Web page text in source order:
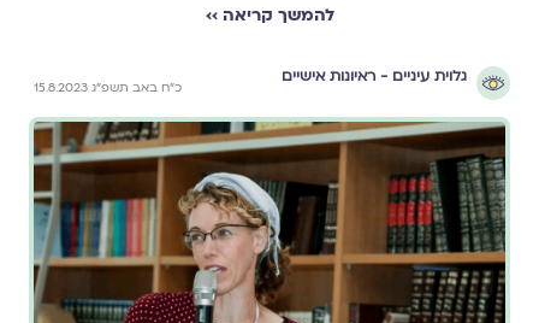
להמשך קריאה ››
גלוית עיניים - ראיונות אישיים
כ״ח באב תשפ״ג 15.8.2023